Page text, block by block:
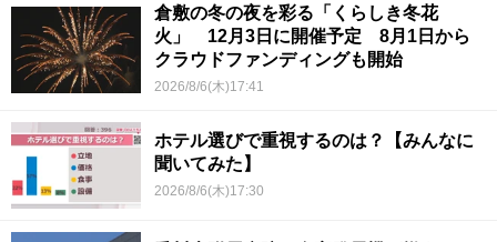
倉敷の冬の夜を彩る「くらしき冬花
火」 12月3日に開催予定 8月1日から
クラウドファンディングも開始
2026/8/6(木)17:41
ホテル選びで重視するのは？【みんなに
聞いてみた】
2026/8/6(木)17:30